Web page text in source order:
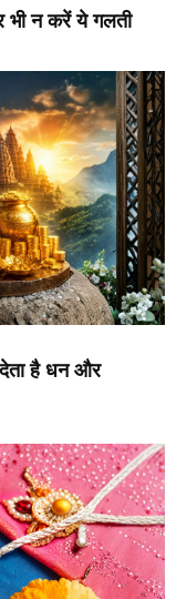
भी न करें ये गलती
है धन और